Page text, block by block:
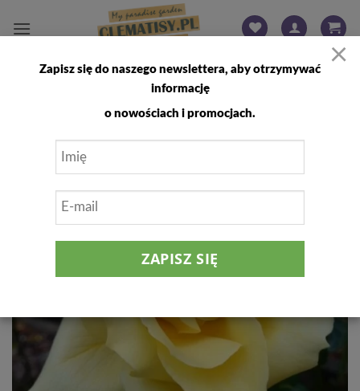
FILTRUJ
×
Zapisz się do naszego newslettera, aby otrzymywać
informację
o nowościach i promocjach.